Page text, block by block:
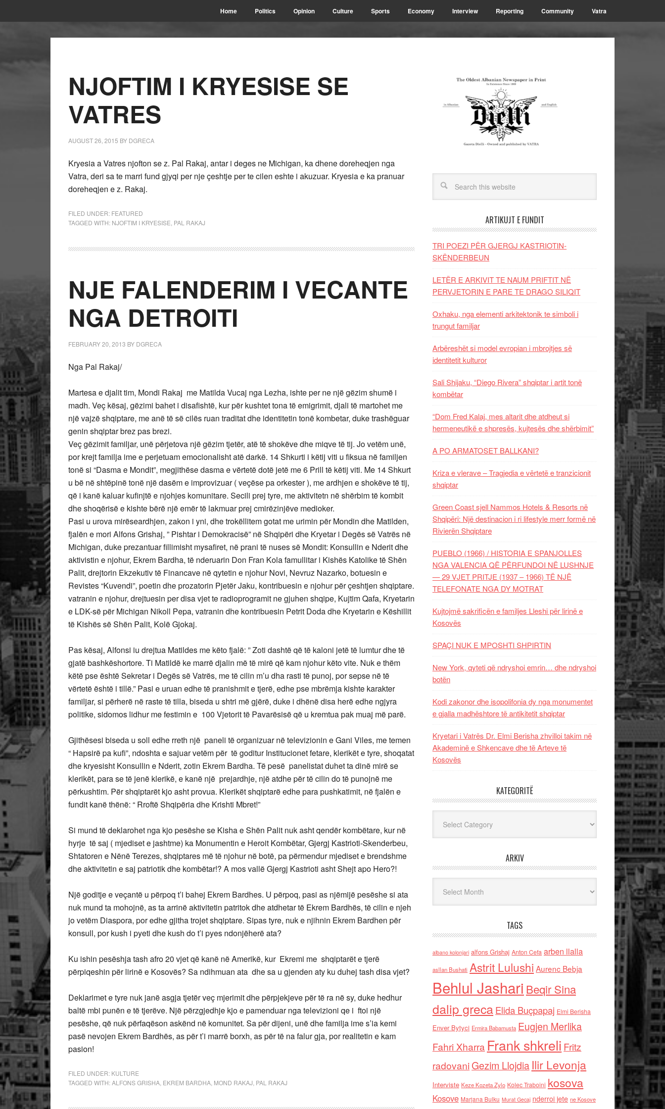
Home Politics Opinion Culture Sports Economy Interview Reporting Community Vatra
NJOFTIM I KRYESISE SE
VATRES
AUGUST 26, 2015 BY DGRECA
Kryesia a Vatres njofton se z. Pal Rakaj, antar i deges ne Michigan, ka dhene doreheqjen nga
Vatra, deri sa te marri fund gjyqi per nje çeshtje per te cilen eshte i akuzuar. Kryesia e ka pranuar
doreheqjen e z. Rakaj.
FILED UNDER: FEATURED
TAGGED WITH: NJOFTIM I KRYESISE PAL RAKAJ
NJE FALENDERIM I VECANTE
NGA DETROITI
FEBRUARY 20, 2013 BY DGRECA
Nga Pal Rakaj/
Martesa e djalit tim, Mondi Rakaj me Matilda Vucaj nga Lezha, ishte per ne një gëzim shumë i
madh. Veç kësaj, gëzimi bahet i disafishtë, kur për kushtet tona të emigrimit, djali të martohet me
një vajzë shqiptare, me anë të së cilës ruan traditat dhe identitetin tonë kombetar, duke trashëguar
genin shqiptar brez pas brezi.
Veç gëzimit familjar, unë përjetova një gëzim tjetër, atë të shokëve dhe miqve të tij. Jo vetëm unë,
por krejt familja ime e perjetuam emocionalisht atë darkë. 14 Shkurti i këtij viti u fiksua në familjen
tonë si “Dasma e Mondit”, megjithëse dasma e vërtetë dotë jetë me 6 Prill të këtij viti. Me 14 Shkurt
u bë në shtëpinë tonë një dasëm e improvizuar ( veçëse pa orkester ), me ardhjen e shokëve të tij,
që i kanë kaluar kufinjtë e njohjes komunitare. Secili prej tyre, me aktivitetn në shërbim të kombit
dhe shoqërisë e kishte bërë një emër të lakmuar prej cmirëzinjëve medioker.
Pasi u urova mirëseardhjen, zakon i yni, dhe trokëllitem gotat me urimin për Mondin dhe Matilden,
fjalën e mori Alfons Grishaj, ” Pishtar i Demokracisë” në Shqipëri dhe Kryetar i Degës së Vatrës në
Michigan, duke prezantuar fillimisht mysafiret, në prani të nuses së Mondit: Konsullin e Nderit dhe
aktivistin e njohur, Ekrem Bardha, të nderuarin Don Fran Kola famullitar i Kishës Katolike të Shën
Palit, drejtorin Ekzekutiv të Financave në qytetin e njohur Novi, Nevruz Nazarko, botuesin e
Revistes “Kuvendi”, poetin dhe prozatorin Pjetër Jaku, kontribuesin e njohur për çeshtjen shqiptare.
vatranin e njohur, drejtuesin per disa vjet te radioprogramit ne gjuhen shqipe, Kujtim Qafa, Kryetarin
e LDK-së për Michigan Nikoll Pepa, vatranin dhe kontribuesin Petrit Doda dhe Kryetarin e Këshillit
të Kishës së Shën Palit, Kolë Gjokaj.
Pas kësaj, Alfonsi iu drejtua Matildes me këto fjalë: ” Zoti dashtë që të kaloni jetë të lumtur dhe të
gjatë bashkëshortore. Ti Matildë ke marrë djalin më të mirë që kam njohur këto vite. Nuk e thëm
këtë pse është Sekretar i Degës së Vatrës, me të cilin m’u dha rasti të punoj, por sepse në të
vërtetë është i tillë.” Pasi e uruan edhe të pranishmit e tjerë, edhe pse mbrëmja kishte karakter
familjar, si përherë në raste të tilla, biseda u shtri më gjërë, duke i dhënë disa herë edhe ngjyra
politike, sidomos lidhur me festimin e 100 Vjetorit të Pavarësisë që u kremtua pak muaj më parë.
Gjithësesi biseda u soll edhe rreth një paneli të organizuar në televizionin e Gani Viles, me temen
“ Hapsirë pa kufi”, ndoshta e sajuar vetëm për të goditur Institucionet fetare, klerikët e tyre, shoqatat
dhe kryesisht Konsullin e Nderit, zotin Ekrem Bardha. Të pesë panelistat duhet ta dinë mirë se
klerikët, para se të jenë klerikë, e kanë një prejardhje, një atdhe për të cilin do të punojnë me
përkushtim. Për shqiptarët kjo asht provua. Klerikët shqiptarë edhe para pushkatimit, në fjalën e
fundit kanë thënë: “ Rroftë Shqipëria dhe Krishti Mbret!”
Si mund të deklarohet nga kjo pesëshe se Kisha e Shën Palit nuk asht qendër kombëtare, kur në
hyrje të saj ( mjediset e jashtme) ka Monumentin e Heroit Kombëtar, Gjergj Kastrioti-Skenderbeu,
Shtatoren e Nënë Terezes, shqiptares më të njohur në botë, pa përmendur mjediset e brendshme
dhe aktivitetin e saj patriotik dhe kombëtar!? A mos vallë Gjergj Kastrioti asht Shejt apo Hero?!
Një goditje e veçantë u përpoq t’i bahej Ekrem Bardhes. U përpoq, pasi as njëmijë pesëshe si ata
nuk mund ta mohojnë, as ta arrinë aktivitetin patritok dhe atdhetar të Ekrem Bardhës, të cilin e njeh
jo vetëm Diaspora, por edhe gjitha trojet shqiptare. Sipas tyre, nuk e njihnin Ekrem Bardhen për
konsull, por kush i pyeti dhe kush do t’i pyes ndonjëherë ata?
Ku ishin pesëshja tash afro 20 vjet që kanë në Amerikë, kur Ekremi me shqiptarët e tjerë
përpiqeshin për lirinë e Kosovës? Sa ndihmuan ata dhe sa u gjenden aty ku duhej tash disa vjet?
Deklarimet e tyre nuk janë asgja tjetër veç mjerimit dhe përpjekjeve për të ra në sy, duke hedhur
baltë mbi punën e të tjerëve. Një përzgjedhje kjo e pamenduar nga televizioni qe i ftoi një
pesëshe, që nuk përfaqëson askënd në komunitet. Sa për dijeni, unë dhe familja ime s’ia kemi
pasë nevojen Ekrem Bardhës, as për t’i marrë borxh, as për të na falur gja, por realitetin e kam
pasion!
FILED UNDER: KULTURE
TAGGED WITH:ALFONS GRISHA EKREM BARDHA MOND RAKAJ PAL RAKAJ
ARTIKUJT E FUNDIT
TRI POEZI PËR GJERGJ KASTRIOTIN-
SKËNDERBEUN
LETËR E ARKIVIT TE NAUM PRIFTIT NË
PERVJETORIN E PARE TE DRAGO SILIQIT
Oxhaku, nga elementi arkitektonik te simboli i
trungut familjar
Arbëreshët si model evropian i mbrojtjes së
identitetit kulturor
Sali Shijaku, “Diego Rivera” shqiptar i artit tonë
kombëtar
“Dom Fred Kalaj, mes altarit dhe atdheut si
hermeneutikë e shpresës, kujtesës dhe shërbimit”
A PO ARMATOSET BALLKANI?
Kriza e vlerave – Tragjedia e vërtetë e tranzicionit
shqiptar
Green Coast sjell Nammos Hotels & Resorts në
Shqipëri: Një destinacion i ri lifestyle merr formë në
Rivierën Shqiptare
PUEBLO (1966) / HISTORIA E SPANJOLLES
NGA VALENCIA QË PËRFUNDOI NË LUSHNJE
— 29 VJET PRITJE (1937 – 1966) TË NJË
TELEFONATE NGA DY MOTRAT
Kujtojmë sakrificën e familjes Lleshi për lirinë e
Kosovës
SPAÇI NUK E MPOSHTI SHPIRTIN
New York, qyteti që ndryshoi emrin… dhe ndryshoi
botën
Kodi zakonor dhe isopolifonia dy nga monumentet
e gjalla madhështore të antikitetit shqiptar
Kryetari i Vatrës Dr. Elmi Berisha zhvilloi takim në
Akademinë e Shkencave dhe të Arteve të
Kosovës
KATEGORITË
ARKIV
TAGS
albano kolonjari alfons Grishaj Anton Cefa arben llalla
asllan Bushati Astrit Lulushi Aurenc Bebja
Behlul Jashari Beqir Sina
dalip grecaElida Buçpapaj Elmi Berisha
Enver Bytyci Ermira Babamusta Eugjen Merlika
Fahri Xharra Frank shkreli Fritz
radovaniGezim Llojdia Ilir Levonja
Interviste Keze Kozeta Zylo Kolec Traboini kosova
Kosove Marjana Bulku Murat Gecaj nderroi jete ne Kosove